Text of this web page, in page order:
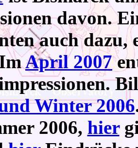
davon.
auch dazu,
April 2007
Winter 2006
2006, hier